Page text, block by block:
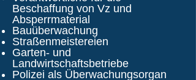
Beschaffung von Vz und
Absperrmaterial
Bauüberwachung
Straßenmeistereien
Garten- und
Landwirtschaftsbetriebe
Polizei als Überwachungsorgan